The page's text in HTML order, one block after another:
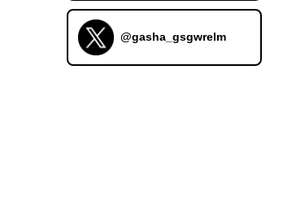
@gasha_gsgwrelm